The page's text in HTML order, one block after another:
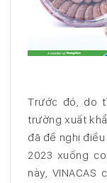
Trước đó, do
trường xuất
đã đề nghị
2023 xuống
này,